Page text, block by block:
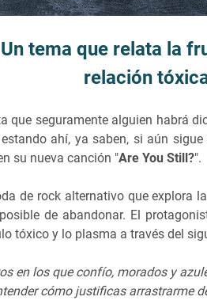
tema que relata la
relación
que seguramente alguien habrá
ahí, ya saben, si aún
su nueva canción "Are You Still?".
de rock alternativo que explora
de abandonar. El
tóxico y lo plasma a través del
en los que confío, morados y
cómo justificas arrastrarme